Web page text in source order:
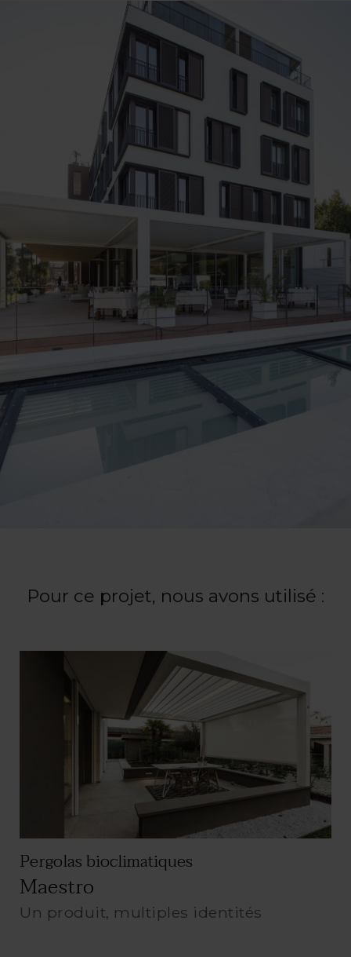
Pour ce projet, nous avons utilisé :
Pergolas bioclimatiques
Maestro
Un produit, multiples identités